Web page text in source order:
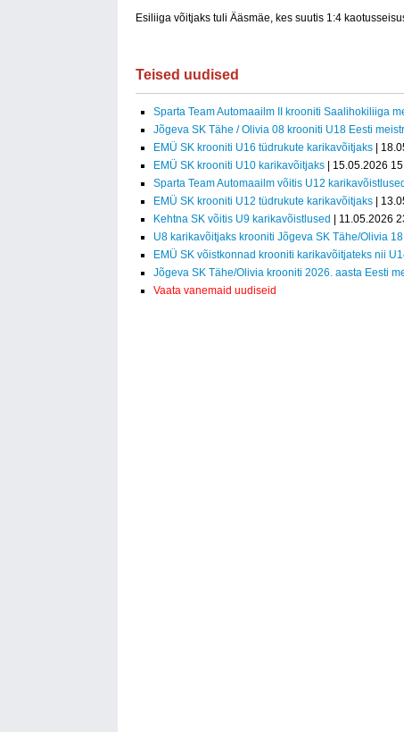
Esiliiga võitjaks tuli Ääsmäe, kes suutis 1:4
Teised uudised
Sparta Team Automaailm II krooniti Saalihokiliiga
Jõgeva SK Tähe / Olivia 08 krooniti U18 Eesti
EMÜ SK krooniti U16 tüdrukute karikavõitjaks |
EMÜ SK krooniti U10 karikavõitjaks | 15.05.2026
Sparta Team Automaailm võitis U12 karikavõistlused
EMÜ SK krooniti U12 tüdrukute karikavõitjaks |
Kehtna SK võitis U9 karikavõistlused
| 11.05.2026
U8 karikavõitjaks krooniti Jõgeva SK Tähe/Olivia 18
EMÜ SK võistkonnad krooniti karikavõitjateks nii
Jõgeva SK Tähe/Olivia krooniti 2026. aasta Eesti
Vaata vanemaid uudiseid